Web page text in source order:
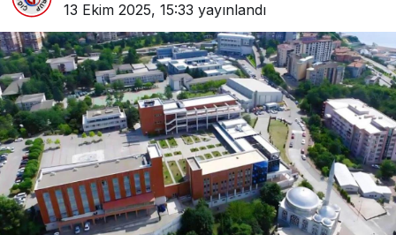
13 Ekim 2025, 15:33 yayınlandı